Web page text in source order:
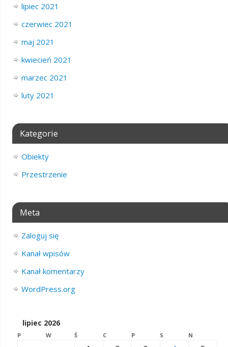
lipiec 2021
czerwiec 2021
maj 2021
kwiecień 2021
marzec 2021
luty 2021
Kategorie
Obiekty
Przestrzenie
Meta
Zaloguj się
Kanał wpisów
Kanał komentarzy
WordPress.org
lipiec 2026
P W Ś C P S N